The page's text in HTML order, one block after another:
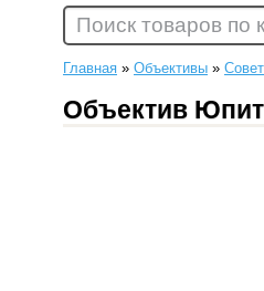
Главная » Объективы »
Объектив
Поиск товаров по